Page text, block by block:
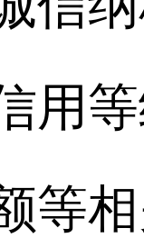
用
等